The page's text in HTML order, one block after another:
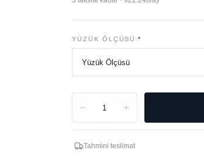
YÜZÜK ÖLÇÜSÜ *
1
Tahmini teslimat